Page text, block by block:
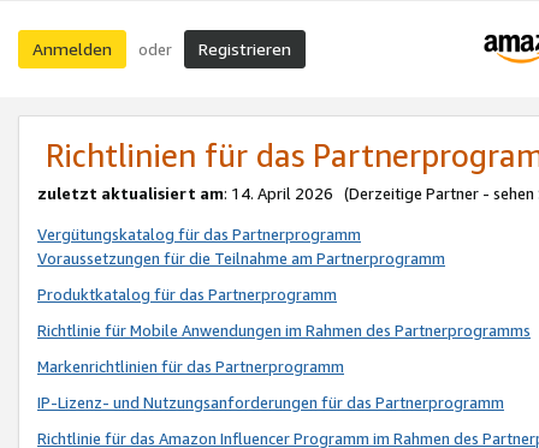
Anmelden oder Registrieren
Richtlinien für das
zuletzt aktualisiert am: 14. April 2026 (Derzeitige Partner - sehen
Vergütungskatalog für das Partnerprogramm
Voraussetzungen für die Teilnahme am Partnerprogramm
Produktkatalog für das Partnerprogramm
Richtlinie für Mobile Anwendungen im Rahmen des Partnerprogramms
Markenrichtlinien für das Partnerprogramm
IP-Lizenz- und Nutzungsanforderungen für das Partnerprogramm
Richtlinie für das Amazon Influencer Programm im Rahmen des